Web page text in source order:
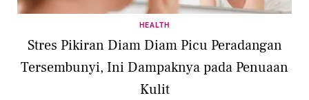
HEALTH
Stres Pikiran Diam Diam Picu Peradangan
Tersembunyi, Ini Dampaknya pada Penuaan
Kulit